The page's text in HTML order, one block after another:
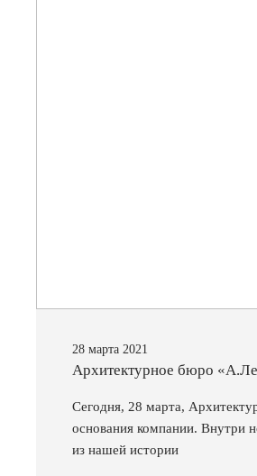
28 марта 2021
Архитектурное бюро
Сегодня, 28 марта,
основания компании. Внутри
из нашей истории